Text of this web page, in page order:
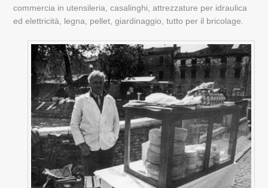
commercia in utensileria, casalinghi, attrezzature per idraulica
ed elettricità, legna, pellet, giardinaggio, tutto per il bricolage.